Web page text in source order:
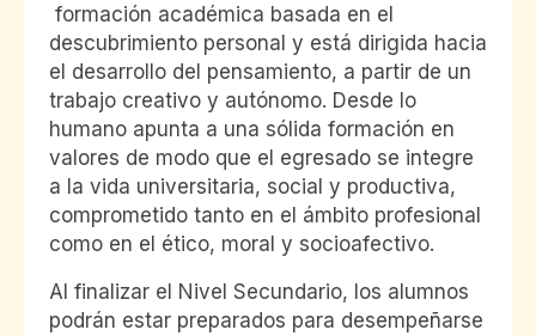
formación académica basada en el
descubrimiento personal y está dirigida hacia
el desarrollo del pensamiento, a partir de un
trabajo creativo y autónomo. Desde lo
humano apunta a una sólida formación en
valores de modo que el egresado se integre
a la vida universitaria, social y productiva,
comprometido tanto en el ámbito profesional
como en el ético, moral y socioafectivo.
Al finalizar el Nivel Secundario, los alumnos
podrán estar preparados para desempeñarse